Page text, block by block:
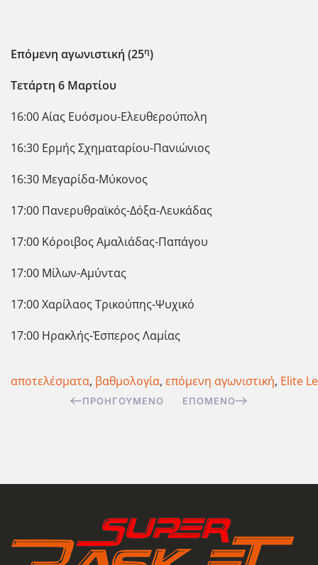
Επόμενη αγωνιστική (25η)
Τετάρτη 6 Μαρτίου
16:00 Αίας Ευόσμου-Ελευθερούπολη
16:30 Ερμής Σχηματαρίου-Πανιώνιος
16:30 Μεγαρίδα-Μύκονος
17:00 Πανερυθραϊκός-Δόξα-Λευκάδας
17:00 Κόροιβος Αμαλιάδας-Παπάγου
17:00 Μίλων-Αμύντας
17:00 Χαρίλαος Τρικούπης-Ψυχικό
17:00 Ηρακλής-Έσπερος Λαμίας
αποτελέσματα, βαθμολογία, επόμενη αγωνιστική, Elite
ΠΡΟΗΓΟΎΜΕΝΟ ΕΠΌΜΕΝΟ